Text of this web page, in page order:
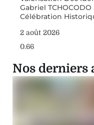
Gabriel
Célébration
2 août 2026
Nos derniers